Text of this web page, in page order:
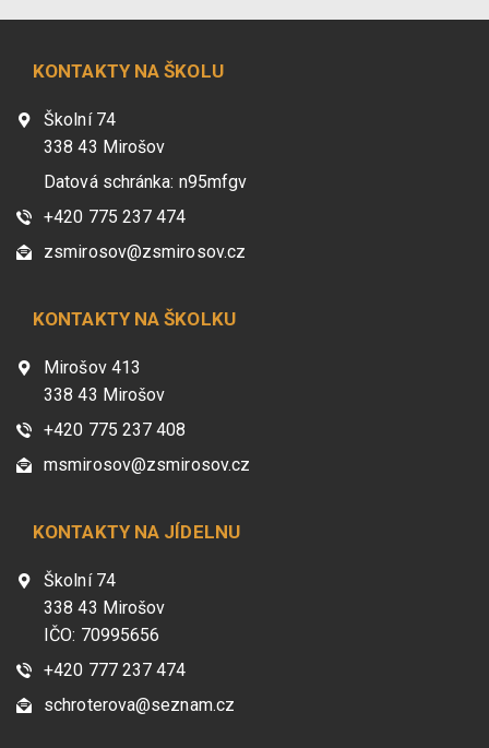
KONTAKTY NA ŠKOLU
Školní 74
338 43 Mirošov
Datová schránka: n95mfgv
+420 775 237 474
zsmirosov@zsmirosov.cz
KONTAKTY NA ŠKOLKU
Mirošov 413
338 43 Mirošov
+420 775 237 408
msmirosov@zsmirosov.cz
KONTAKTY NA JÍDELNU
Školní 74
338 43 Mirošov
IČO: 70995656
+420 777 237 474
schroterova@seznam.cz